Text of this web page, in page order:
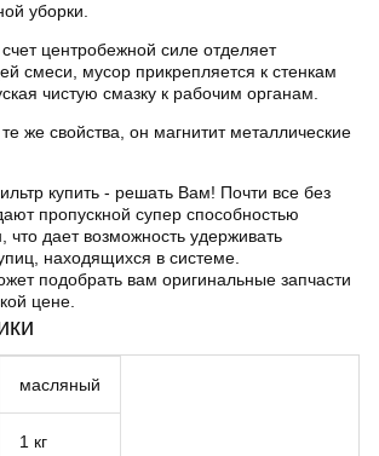
уборки.
счет центробежной силе отделяет
смеси, мусор прикрепляется к стенкам
чистую смазку к рабочим органам.
же свойства, он магнитит металлические
купить - решать Вам! Почти все без
пропускной супер способностью
что дает возможность удерживать
находящихся в системе.
подобрать вам оригинальные запчасти
цене
масляный
1 кг